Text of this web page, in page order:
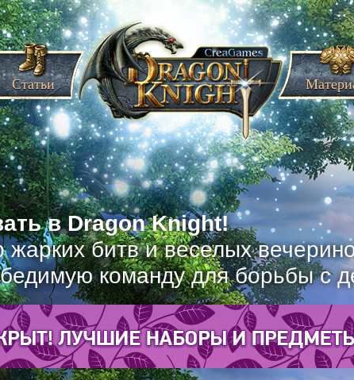
в Dragon Knight!
жарких битв и веселых
команду для борьбы с
Статьи